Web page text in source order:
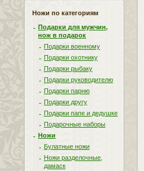
Ножи по категориям
Подарки для мужчин,
нож в подарок
Подарки военному
Подарки охотнику
Подарки рыбаку
Подарки руководителю
Подарки парню
Подарки другу
Подарки папе и дедушке
Подарочные наборы
Ножи
Булатные ножи
Ножи разделочные,
дамаск